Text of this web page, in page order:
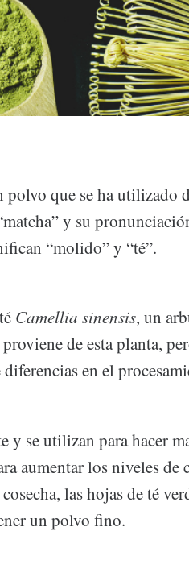
polvo que se ha utilizado
y su
“molido” y “té”.
Camellia sinensis, un
de esta planta,
en el
y se utilizan para hacer
aumentar los niveles
las hojas de té
un polvo fino.